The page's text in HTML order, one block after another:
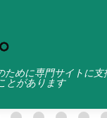
ために専門サイトに支
とがあります